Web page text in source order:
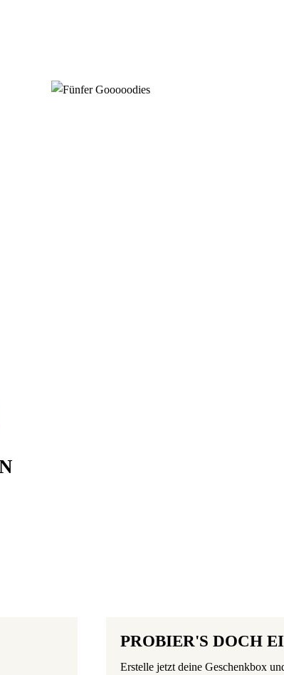
PROBIER'S DOCH
Erstelle jetzt deine Geschenkbox